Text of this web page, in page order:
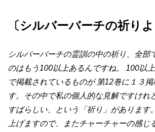
〔シルバーバーチの祈りよ
シルバーバーチの霊訓の中の祈り、全部
のはもう100以上あるんですね。 100以
で掲載されているものが 第12巻に１３
す。その中で私の個人的な見解ですけれ
すばらしい、という「祈り」があります
上げますので、またチャーチャーの感じ